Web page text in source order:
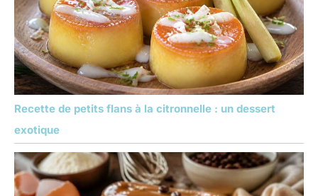
Recette de petits flans à la citronnelle : un dessert
exotique